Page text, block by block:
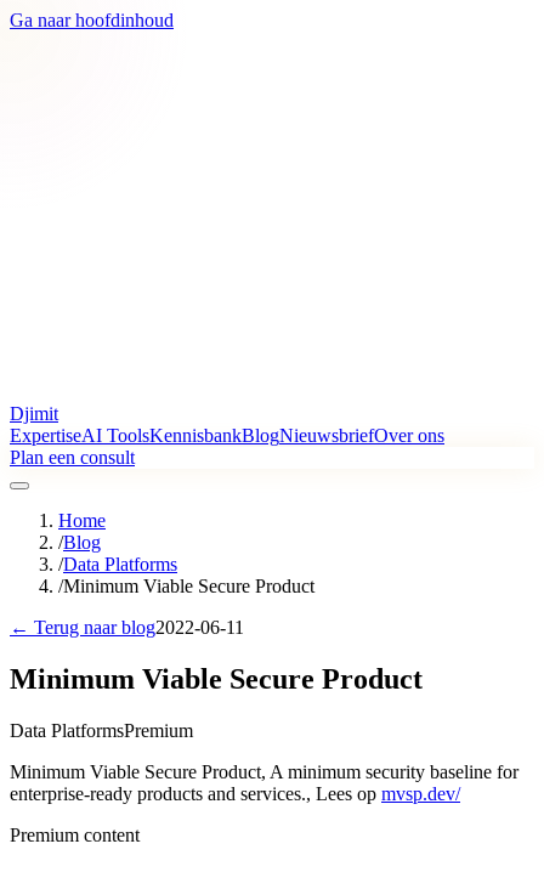
Ga naar hoofdinhoud
Djimit
ExpertiseAI ToolsKennisbankBlogNieuwsbriefOver ons
Plan een consult
Home
/Blog
/Data Platforms
/Minimum Viable Secure Product
← Terug naar blog2022-06-11
Minimum Viable Secure Product
Data PlatformsPremium
Minimum Viable Secure Product, A minimum security baseline for
enterprise-ready products and services., Lees op mvsp.dev/
Premium content